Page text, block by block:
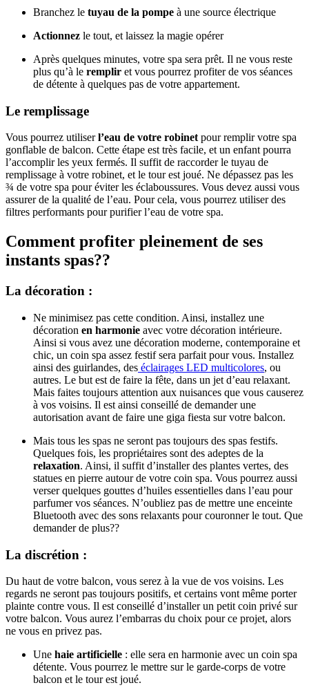
Branchez le tuyau de la pompe à une source électrique
Actionnez le tout, et laissez la magie opérer
Après quelques minutes, votre spa sera prêt. Il ne vous reste
plus qu’à le remplir et vous pourrez profiter de vos séances
de détente à quelques pas de votre appartement.
Le remplissage
Vous pourrez utiliserl’eau de votre robinet pour remplir votre spa
gonflable de balcon. Cette étape est très facile, et un enfant pourra
l’accomplir les yeux fermés. Il suffit de raccorder le tuyau de
remplissage à votre robinet, et le tour est joué. Ne dépassez pas les
¾ de votre spa pour éviter les éclaboussures. Vous devez aussi vous
assurer de la qualité de l’eau. Pour cela, vous pourrez utiliser des
filtres performants pour purifier l’eau de votre spa.
Comment profiter pleinement de ses
instants spas??
La décoration :
Ne minimisez pas cette condition. Ainsi, installez une
décoration en harmonie avec votre décoration intérieure.
Ainsi si vous avez une décoration moderne, contemporaine et
chic, un coin spa assez festif sera parfait pour vous. Installez
ainsi des guirlandes, des éclairages LED multicolores, ou
autres. Le but est de faire la fête, dans un jet d’eau relaxant.
Mais faites toujours attention aux nuisances que vous causerez
à vos voisins. Il est ainsi conseillé de demander une
autorisation avant de faire une giga fiesta sur votre balcon.
Mais tous les spas ne seront pas toujours des spas festifs.
Quelques fois, les propriétaires sont des adeptes de la
relaxation. Ainsi, il suffit d’installer des plantes vertes, des
statues en pierre autour de votre coin spa. Vous pourrez aussi
verser quelques gouttes d’huiles essentielles dans l’eau pour
parfumer vos séances. N’oubliez pas de mettre une enceinte
Bluetooth avec des sons relaxants pour couronner le tout. Que
demander de plus??
La discrétion :
Du haut de votre balcon, vous serez à la vue de vos voisins. Les
regards ne seront pas toujours positifs, et certains vont même porter
plainte contre vous. Il est conseillé d’installer un petit coin privé sur
votre balcon. Vous aurez l’embarras du choix pour ce projet, alors
ne vous en privez pas.
Une haie artificielle : elle sera en harmonie avec un coin spa
détente. Vous pourrez le mettre sur le garde-corps de votre
balcon et le tour est joué.